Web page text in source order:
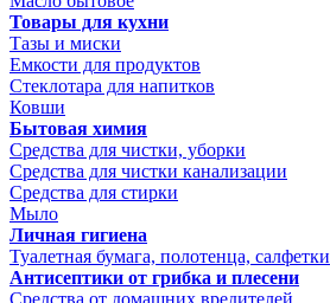
Товары для кухни
Тазы и миски
Емкости для продуктов
Стеклотара для напитков
Ковши
Бытовая химия
Средства для чистки, уборки
Средства для чистки канализации
Средства для стирки
Мыло
Личная гигиена
Туалетная бумага, полотенца, салфетки
Антисептики от грибка и плесени
Средства от домашних вредителей